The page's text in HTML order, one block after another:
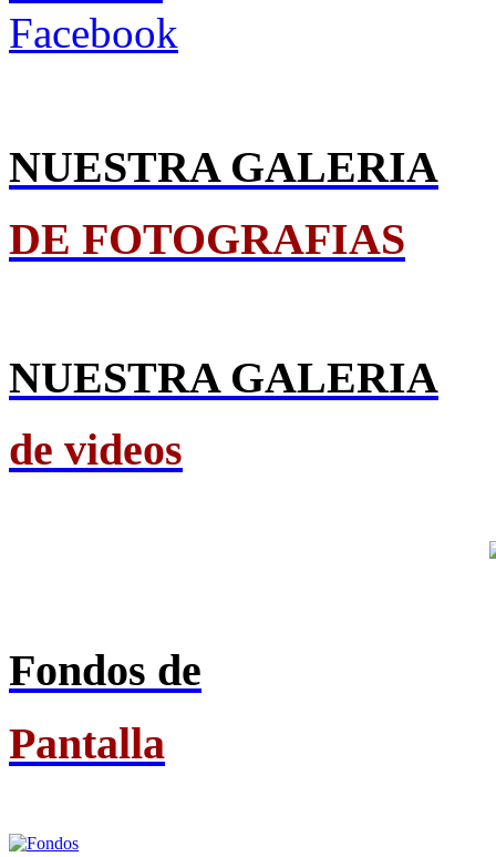
NUESTRA GALERIA
DE FOTOGRAFIAS
NUESTRA GALERIA
de videos
Fondos de
Pantalla